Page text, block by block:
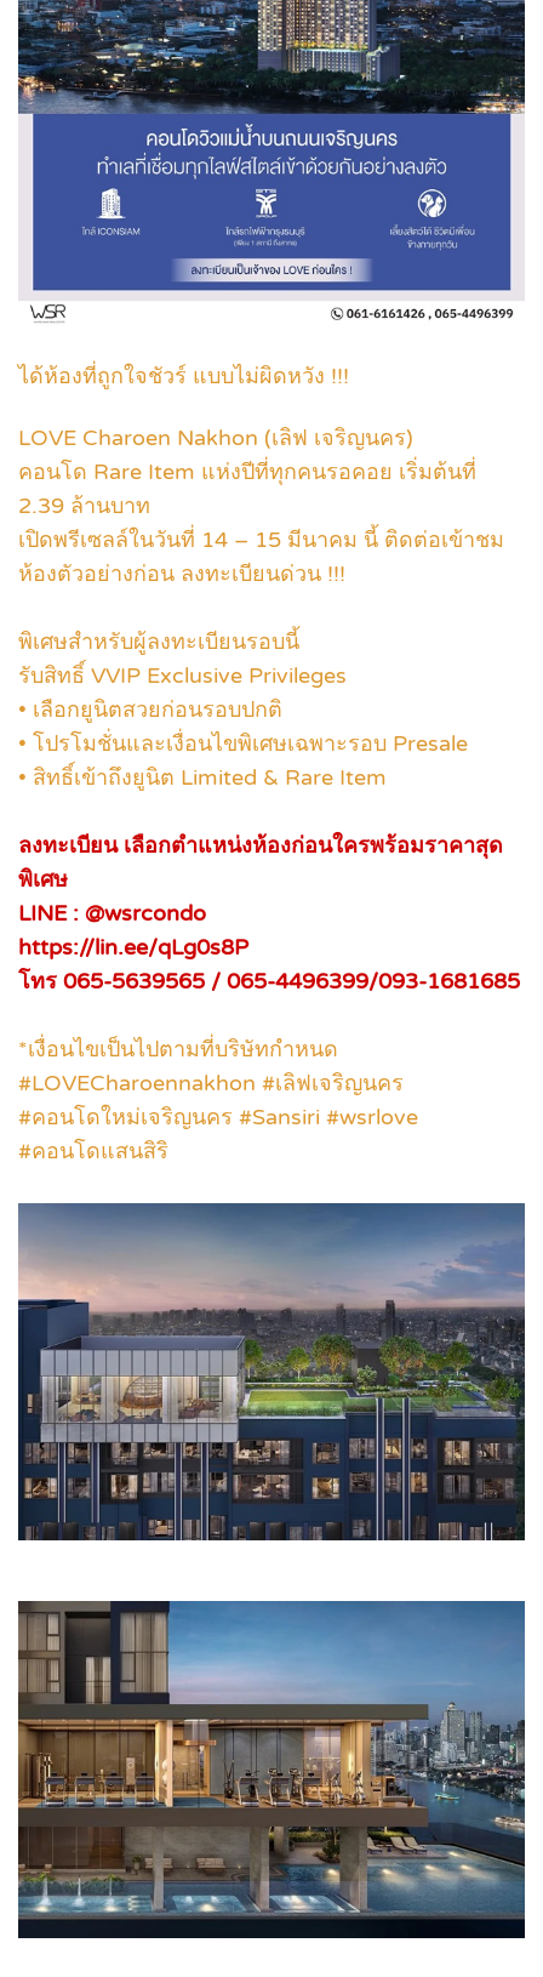
ได้ห้องที่ถูกใจชัวร์ แบบไม่ผิดหวัง !!!
LOVE Charoen Nakhon (เลิฟ เจริญนคร)
คอนโด Rare Item แห่งปีที่ทุกคนรอคอย เริ่มต้นที่
2.39 ล้านบาท
เปิดพรีเซลล์ในวันที่ 14 – 15 มีนาคม นี้ ติดต่อเข้าชม
ห้องตัวอย่างก่อน ลงทะเบียนด่วน !!!
พิเศษสำหรับผู้ลงทะเบียนรอบนี้
รับสิทธิ์ VVIP Exclusive Privileges
• เลือกยูนิตสวยก่อนรอบปกติ
• โปรโมชั่นและเงื่อนไขพิเศษเฉพาะรอบ Presale
• สิทธิ์เข้าถึงยูนิต Limited & Rare Item
ลงทะเบียน เลือกตำแหน่งห้องก่อนใครพร้อมราคาสุด
พิเศษ
LINE : @wsrcondo
https://lin.ee/qLg0s8P
โทร 065-5639565 / 065-4496399/093-1681685
*เงื่อนไขเป็นไปตามที่บริษัทกำหนด
#LOVECharoennakhon #เลิฟเจริญนคร
#คอนโดใหม่เจริญนคร #Sansiri #wsrlove
#คอนโดแสนสิริ